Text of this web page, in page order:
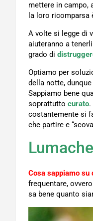
mettere in campo,
la loro ricomparsa
A volte si legge di
aiuteranno a
grado di
Optiamo per
della notte,
Sappiamo bene
soprattutto curato.
costantemente si
che partire e
Cosa sappiamo
frequentare,
sa bene quanto